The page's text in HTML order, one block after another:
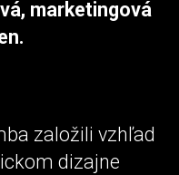
marketingová
založili vzhľad
dizajne